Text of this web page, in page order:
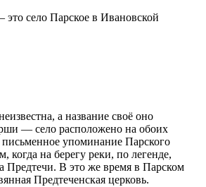
село Парское в Ивановской
а название своё оно
— село расположено на обоих
письменное упоминание Парского
когда на берегу реки, по легенде,
Предтечи. В это же время в Парском
Предтеченская церковь.